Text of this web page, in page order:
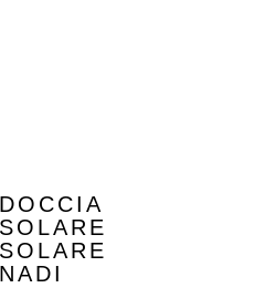
DOCCIA
SOLARE
SOLARE
NADI